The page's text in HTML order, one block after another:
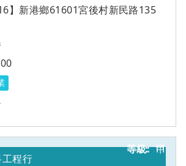
】新港鄉61601宮後村新民路135
11
程行
甲